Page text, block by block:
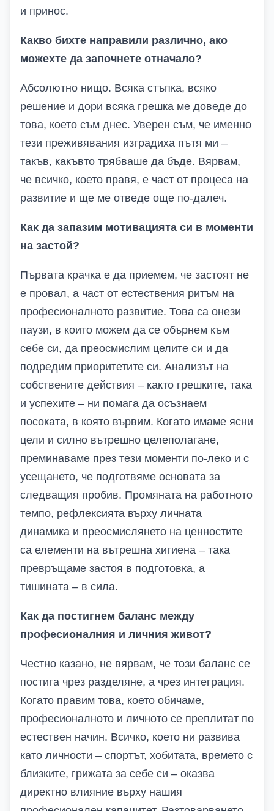
и принос.
Какво бихте направили различно, ако
можехте да започнете отначало?
Абсолютно нищо. Всяка стъпка, всяко
решение и дори всяка грешка ме доведе до
това, което съм днес. Уверен съм, че именно
тези преживявания изградиха пътя ми –
такъв, какъвто трябваше да бъде. Вярвам,
че всичко, което правя, е част от процеса на
развитие и ще ме отведе още по-далеч.
Как да запазим мотивацията си в моменти
на застой?
Първата крачка е да приемем, че застоят не
е провал, а част от естествения ритъм на
професионалното развитие. Това са онези
паузи, в които можем да се обърнем към
себе си, да преосмислим целите си и да
подредим приоритетите си. Анализът на
собствените действия – както грешките, така
и успехите – ни помага да осъзнаем
посоката, в която вървим. Когато имаме ясни
цели и силно вътрешно целеполагане,
преминаваме през тези моменти по-леко и с
усещането, че подготвяме основата за
следващия пробив. Промяната на работното
темпо, рефлексията върху личната
динамика и преосмислянето на ценностите
са елементи на вътрешна хигиена – така
превръщаме застоя в подготовка, а
тишината – в сила.
Как да постигнем баланс между
професионалния и личния живот?
Честно казано, не вярвам, че този баланс се
постига чрез разделяне, а чрез интеграция.
Когато правим това, което обичаме,
професионалното и личното се преплитат по
естествен начин. Всичко, което ни развива
като личности – спортът, хобитата, времето с
близките, грижата за себе си – оказва
директно влияние върху нашия